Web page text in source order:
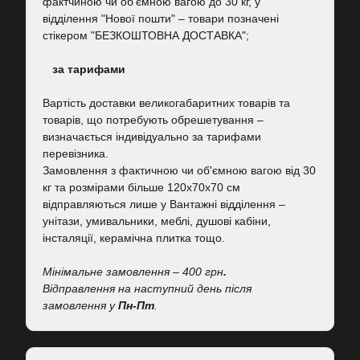
відділення "Нової пошти" – товари позначені
стікером "БЕЗКОШТОВНА ДОСТАВКА";
за тарифами
Вартість доставки великогабаритних товарів та
товарів, що потребують обрешетування –
визначається індивідуально за тарифами
перевізника.
Замовлення з фактичною чи об'ємною вагою від 30
кг та розмірами більше 120х70х70 см
відправляються лише у Вантажні відділення –
унітази, умивальники, меблі, душові кабіни,
інсталяції, керамічна плитка тощо.
Мінімальне замовлення – 400 грн.
Відправлення на наступний день після
замовлення уПн-Пт